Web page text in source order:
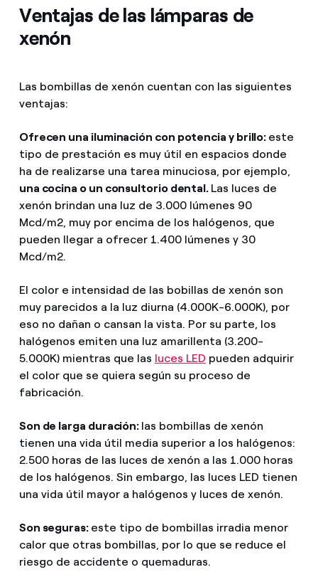
Ventajas de las lámparas de
xenón
Las bombillas de xenón cuentan con las siguientes
ventajas:
Ofrecen una iluminación con potencia y brillo: este
tipo de prestación es muy útil en espacios donde
ha de realizarse una tarea minuciosa, por ejemplo,
una cocina o un consultorio dental. Las luces de
xenón brindan una luz de 3.000 lúmenes 90
Mcd/m2, muy por encima de los halógenos, que
pueden llegar a ofrecer 1.400 lúmenes y 30
Mcd/m2.
El color e intensidad de las bobillas de xenón son
muy parecidos a la luz diurna (4.000K-6.000K), por
eso no dañan o cansan la vista. Por su parte, los
halógenos emiten una luz amarillenta (3.200-
5.000K) mientras que las luces LED pueden adquirir
el color que se quiera según su proceso de
fabricación.
Son de larga duración: las bombillas de xenón
tienen una vida útil media superior a los halógenos:
2.500 horas de las luces de xenón a las 1.000 horas
de los halógenos. Sin embargo, las luces LED tienen
una vida útil mayor a halógenos y luces de xenón.
Son seguras: este tipo de bombillas irradia menor
calor que otras bombillas, por lo que se reduce el
riesgo de accidente o quemaduras.